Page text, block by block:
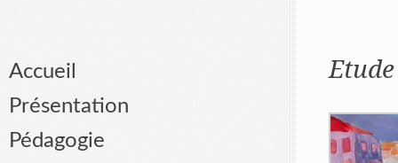
Accueil
Présentation
Pédagogie